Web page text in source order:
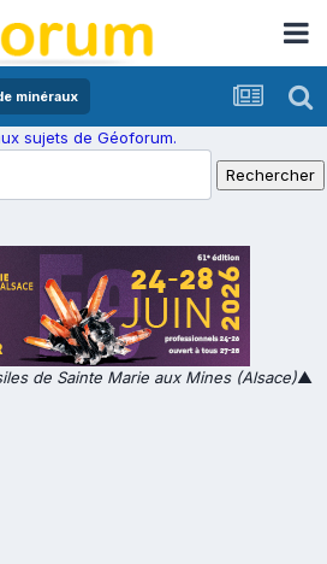
minéraux
sujets de Géoforum.
de Sainte Marie aux Mines (Alsace)▲